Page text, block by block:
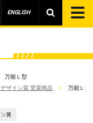
ENGLISH
万能Ｌ型
ザイン賞 受賞商品 万能Ｌ型
ン賞